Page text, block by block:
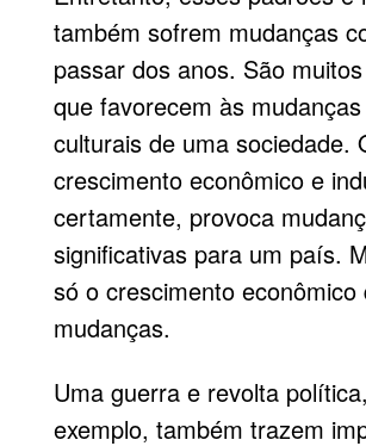
também sofrem mudanças
passar dos anos. São
que favorecem às
culturais de uma sociedade.
crescimento econômico e
certamente, provoca
significativas para um país.
só o crescimento econômico
mudanças.
Uma guerra e revolta
exemplo, também trazem